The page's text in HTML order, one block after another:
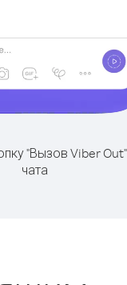
"Вызов Viber
чата